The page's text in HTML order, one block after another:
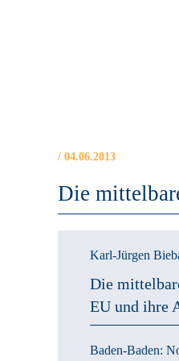
/ 04.06.2013
Die
Karl-Jürgen
Die
EU und ihre
Baden-Baden: